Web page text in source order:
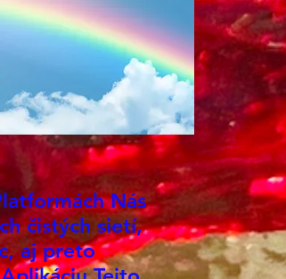
Transformačné vzostupné
procesy.
Dôležité Dodatočné Info, keď
si ich Objednávaš, Kupuješ z
tejto Stránky:
AK si zakupuješ Andary z
tohto obchodu, Automaticky
súhlasíš s Podmienkami
Nás
čistých sietí,
aj preto